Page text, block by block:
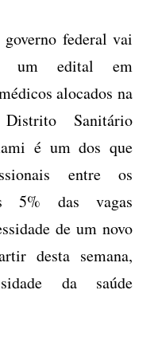
federal vai
um edital em
alocados na
Sanitário
é um dos que
entre os
5% das vagas
de um novo
desta semana,
da saúde